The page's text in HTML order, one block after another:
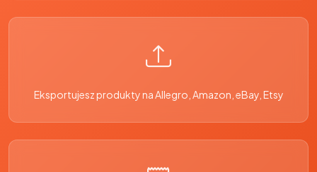
Eksportujesz produkty na Allegro, Amazon, eBay, Etsy